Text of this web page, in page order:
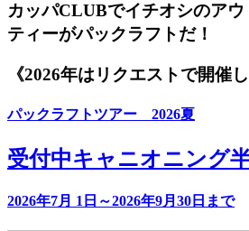
カッパCLUBでイチオシのア
ティーがパックラフトだ！
《2026年はリクエストで開催し
パックラフトツアー 2026夏
受付中キャニオニング
2026年7月 1日～2026年9月30日まで